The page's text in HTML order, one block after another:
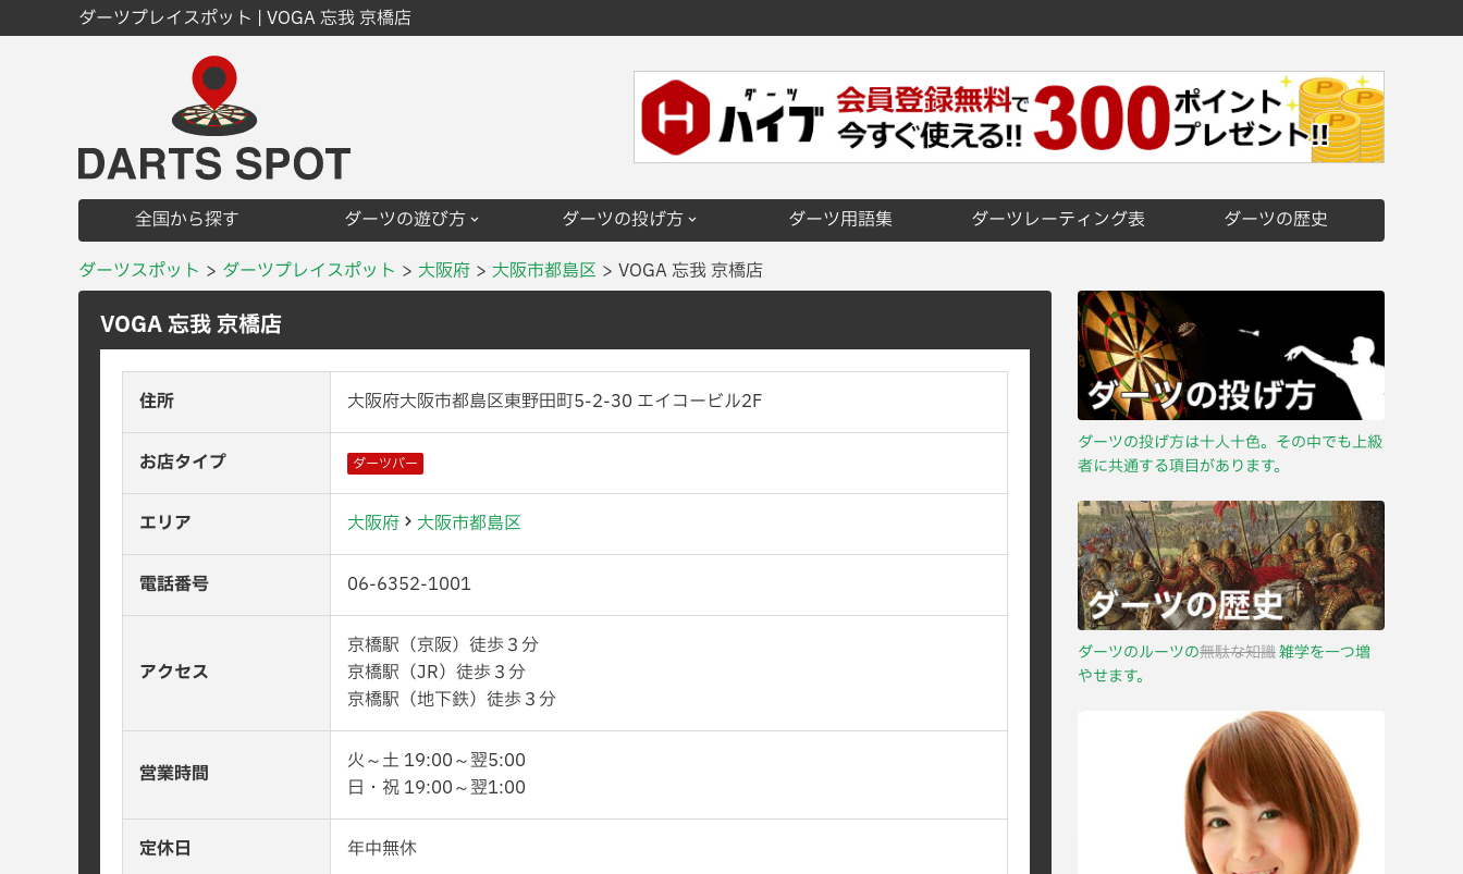
ダーツプレイスポット | VOGA 忘我 京橋店
全国から探す ダーツの遊び方 ダーツの投げ方 ダーツ用語集 ダーツレーティング表
ダーツの歴史
ダーツスポット
ダーツプレイスポット 大阪府 大阪市都島区 VOGA 忘我 京橋店
VOGA 忘我 京橋店
住所 大阪府大阪市都島区東野田町5-2-30 エイコービル2F
お店タイプ ダーツバー
エリア 大阪府 大阪市都島区
電話番号 06-6352-1001
アクセス
京橋駅（京阪）徒歩３分
京橋駅（JR）徒歩３分
京橋駅（地下鉄）徒歩３分
営業時間
火～土 19:00～翌5:00
日・祝 19:00～翌1:00
定休日 年中無休
ダーツの投げ方は十人十色。その中でも上級
者に共通する項目があります。
ダーツのルーツの無駄な知識雑学を一つ増
やせます。